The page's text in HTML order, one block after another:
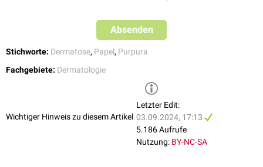
Absenden
Stichworte: Dermatose, Papel, Purpura
Fachgebiete: Dermatologie
Wichtiger Hinweis zu diesem Artikel
Letzter Edit:
03.09.2024, 17:13
5.186 Aufrufe
Nutzung: BY-NC-SA